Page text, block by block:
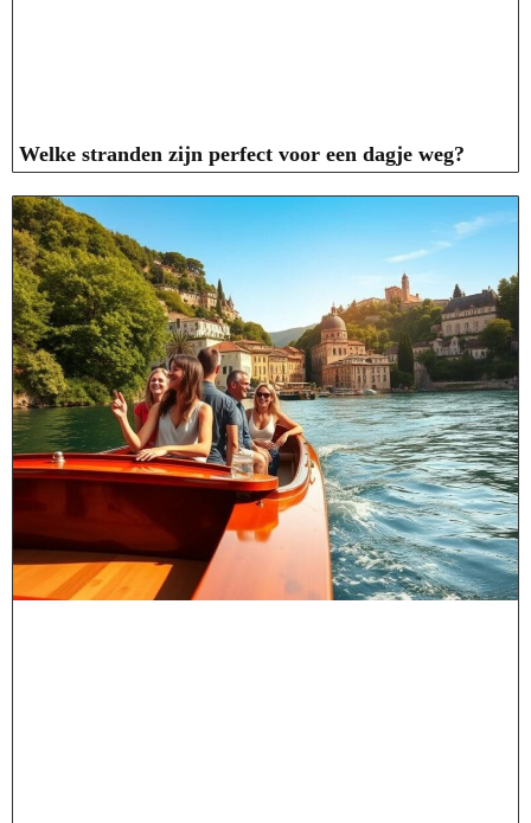
Welke stranden zijn perfect voor een dagje weg?